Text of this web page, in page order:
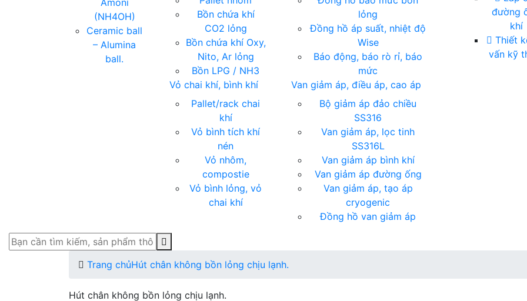
Amoni
(NH4OH)
Ceramic ball
– Alumina
ball.
Bồn chứa khí
CO2 lỏng
Bồn chứa khí Oxy,
Nito, Ar lỏng
Bồn LPG / NH3
Vỏ chai khí, bình khí
Pallet/rack chai
khí
Vỏ bình tích khí
nén
Vỏ nhôm,
compostie
Vỏ bình lỏng, vỏ
chai khí
lỏng
Đồng hồ áp suất, nhiệt độ
Wise
Báo động, báo rò rỉ, báo
mức
Van giảm áp, điều áp, cao áp
Bộ giảm áp đảo chiều
SS316
Van giảm áp, lọc tinh
SS316L
Van giảm áp bình khí
Van giảm áp đường ống
Van giảm áp, tạo áp
cryogenic
Đồng hồ van giảm áp
đường
khí
Thiết
vấn kỹ
Trang chủHút chân không bồn lỏng chịu lạnh.
Hút chân không bồn lỏng chịu lạnh.